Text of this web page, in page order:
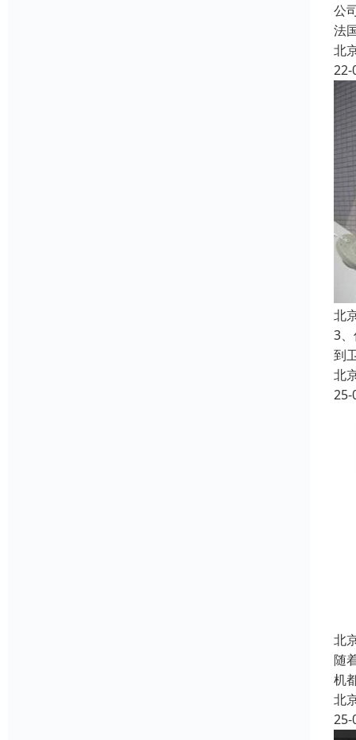
公
法
北
22-
北
3
到
北
25-
北
随
机
北
25-